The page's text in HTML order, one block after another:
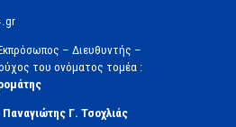
– Διευθυντής –
του ονόματος τομέα :
Παναγιώτης Γ. Τσοχλιάς